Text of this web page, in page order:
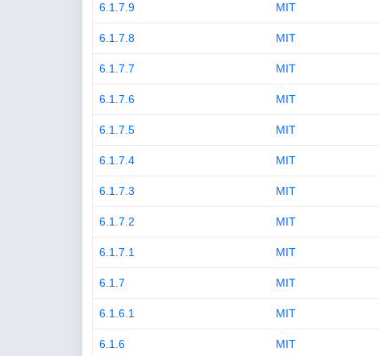
6.1.7.9 MIT
6.1.7.8 MIT
6.1.7.7 MIT
6.1.7.6 MIT
6.1.7.5 MIT
6.1.7.4 MIT
6.1.7.3 MIT
6.1.7.2 MIT
6.1.7.1 MIT
6.1.7 MIT
6.1.6.1 MIT
6.1.6 MIT